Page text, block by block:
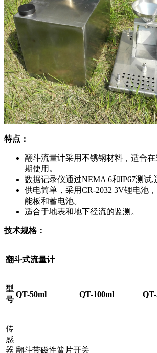
特点：
翻斗流量计采用不锈钢材料，适合
期使用。
数据记录仪通过NEMA 6和IP67测试,
供电简单，采用CR-2032 3V锂电池
能板和蓄电池。
适合于地表和地下径流的监测。
技术规格：
翻斗式流量计
型
号
QT-50ml QT-100ml
传
感
器 翻斗带磁性簧片开关